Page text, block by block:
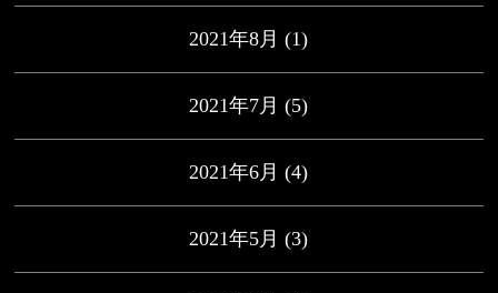
2021年8月 (1)
2021年7月 (5)
2021年6月 (4)
2021年5月 (3)